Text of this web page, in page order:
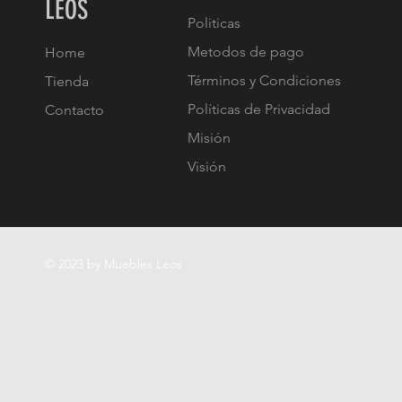
LEOS
Home
Tienda
Contacto
Politicas
Metodos de pago
Términos y Condiciones
Políticas de Privacidad
Misión
Visión
© 2023 by Muebles Leos